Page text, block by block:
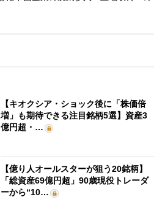
【キオクシア・ショック後に「株価倍
増」も期待できる注目銘柄5選】資産3
億円超・…
【億り人オールスターが狙う20銘柄】
「総資産69億円超」90歳現役トレーダ
ーから“10…